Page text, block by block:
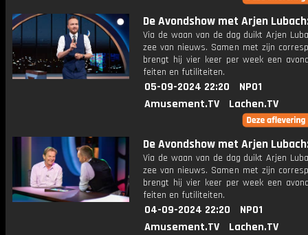
De Avondshow met Arjen
Via de waan van de dag duikt Arjen
zee van nieuws. Samen met zijn
brengt hij vier keer per week een
feiten en futiliteiten.
05-09-2024 22:20
NPO1
Amusement.TV
Lachen.TV
De Avondshow met Arjen
Via de waan van de dag duikt Arjen
zee van nieuws. Samen met zijn
brengt hij vier keer per week een
feiten en futiliteiten.
04-09-2024 22:20
NPO1
Amusement.TV
Lachen.TV